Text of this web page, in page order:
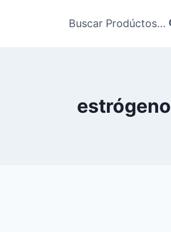
Buscar Prodúctos...
estrógeno